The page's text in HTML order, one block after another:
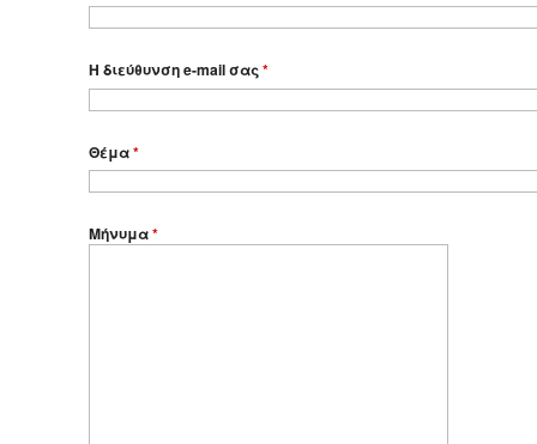
Η διεύθυνση e-mail σας*
Θέμα*
Μήνυμα*